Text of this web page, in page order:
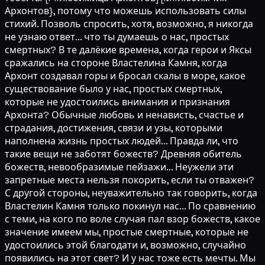
Архонтов}, потому что можешь использовать силы
стихий. Позволь спросить, хотя, возможно, я никогда
не узнаю ответ... что ты думаешь о нас, простых
смертных? В те далёкие времена, когда герои и Яксы
сражались на стороне Властелина Камня, когда
Архонт создавал горы и бросал скалы в море, какое
существование было у нас, простых смертных,
которые не удостоились внимания и признания
Архонта? Обычные любовь и ненависть, счастье и
страдания, достижения, связи и узы, которыми
наполнена жизнь простых людей... Правда ли, что
такие вещи не заботят божеств? Древняя обитель
божеств, невообразимые пейзажи... Неужели эти
запретные места нельзя покорить, если ты отважен?
С другой стороны, неуважительно так говорить, когда
Властелин Камня только покинул нас... По сравнению
с теми, на кого по воле случая пал взор божеств, какое
значение имеем мы, простые смертные, которые не
удостоились этой благодати и, возможно, случайно
появились на этот свет? И у нас тоже есть мечты. Мы